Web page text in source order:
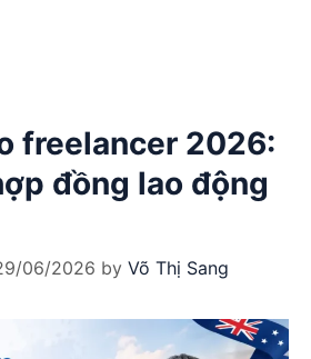
freelancer 2026:
đồng lao động
06/2026 by Võ Thị Sang